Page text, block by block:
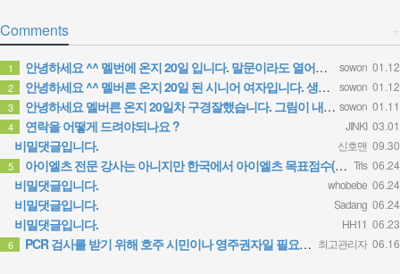
+
Comments
sowon 01.12
1 안녕하세요 ^^ 멜번에 온지 20일 입니다. 말문이라도 열어보려고 글 보냅니다. 정말 반가운 소식인데 시간이…
sowon 01.12
2 안녕하세요 ^^ 멜버른 온지 20일 된 시니어 여자입니다. 생소한 곳이다보니 말문이라도 열어보려고 문자 드려…
sowon 01.11
3 안녕하세요 멜버른 온지 20일차 구경잘했습니다. 그림이 내마음입니다.
JINKI 03.01
4 연락을 어떻게 드려야되나요 ?
신호맨 09.30
비밀댓글입니다.
Tris 06.24
5 아이엘츠 전문 강사는 아니지만 한국에서 아이엘츠 목표점수(6.0)통과하고 호주대학 입학했어요 연락주시면 제가…
whobebe 06.24
비밀댓글입니다.
Sadang 06.24
비밀댓글입니다.
HH11 06.23
비밀댓글입니다.
최고관리자 06.16
6 PCR 검사를 받기 위해 호주 시민이나 영주권자일 필요는 없습니다. 가까운 무료 검사 클리닉에 방문 하시면 …